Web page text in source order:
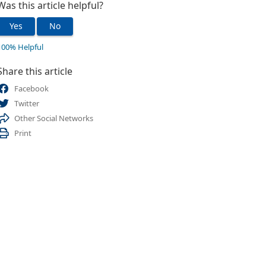
this article helpful?
Yes No
Helpful
this article
Facebook
Twitter
Other Social Networks
Print